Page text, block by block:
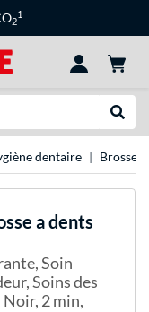
2
1
dentaire Brosse
a dents
Soin
Soins des
2 min,